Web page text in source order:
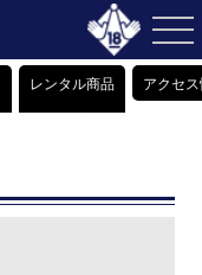
レンタル商品
＆販売商品
アクセ